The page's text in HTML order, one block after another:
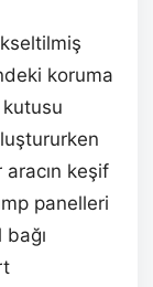
koruma
aracın keşif
panelleri